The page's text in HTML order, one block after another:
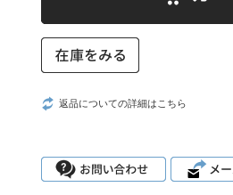
返品についての詳細はこちら